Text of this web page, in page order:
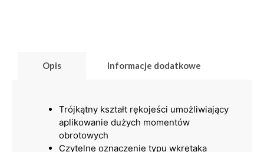
Opis Informacje dodatkowe
Trójkątny kształt rękojeści umożliwiający
aplikowanie dużych momentów
obrotowych
Czytelne oznaczenie typu wkrętaka